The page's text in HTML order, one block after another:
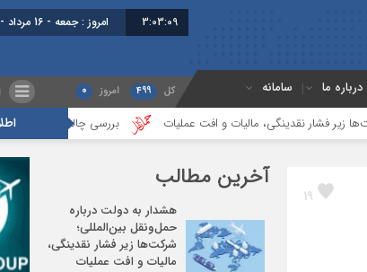
3:03:11 برابر با : Friday - 7 August - 2026
درباره ما سامانه کل 499 امروز 0
مالیات و افت عملیات بررسی چالش‌های حمل ونقل کالا حوزه‌های ریلی،
19
آخرین مطالب
هشدار به دولت درباره
حمل‌ونقل بین‌المللی؛
شرکت‌ها زیر فشار نقدینگی،
مالیات و افت عملیات